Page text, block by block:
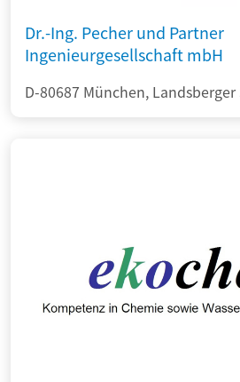
Dr.-Ing. Pecher und Partner
Ingenieurgesellschaft mbH
D-80687 München,